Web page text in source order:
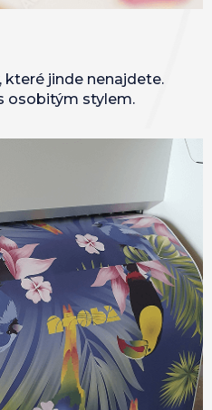
které jinde nenajdete.
osobitým stylem.